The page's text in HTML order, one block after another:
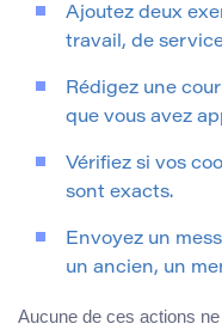
Ajoutez deux
travail, de
Rédigez une
que vous avez
Vérifiez si vos
sont exacts.
Envoyez un
un ancien, un
Aucune de ces actions